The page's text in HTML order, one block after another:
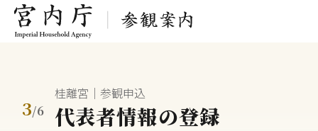
3/6
桂離宮｜参観申込
代表者情報の登録